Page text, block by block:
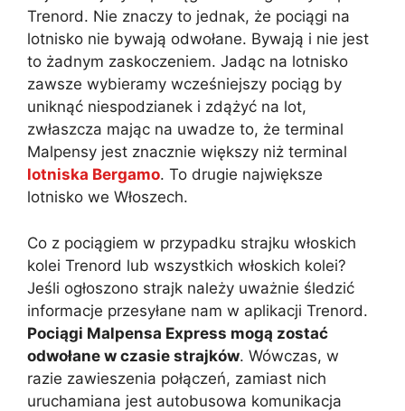
Trenord. Nie znaczy to jednak, że pociągi na
lotnisko nie bywają odwołane. Bywają i nie jest
to żadnym zaskoczeniem. Jadąc na lotnisko
zawsze wybieramy wcześniejszy pociąg by
uniknąć niespodzianek i zdążyć na lot,
zwłaszcza mając na uwadze to, że terminal
Malpensy jest znacznie większy niż terminal
lotniska Bergamo. To drugie największe
lotnisko we Włoszech.
Co z pociągiem w przypadku strajku włoskich
kolei Trenord lub wszystkich włoskich kolei?
Jeśli ogłoszono strajk należy uważnie śledzić
informacje przesyłane nam w aplikacji Trenord.
Pociągi Malpensa Express mogą zostać
odwołane w czasie strajków. Wówczas, w
razie zawieszenia połączeń, zamiast nich
uruchamiana jest autobusowa komunikacja